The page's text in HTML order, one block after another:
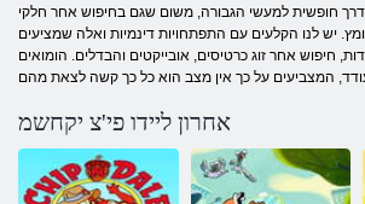
חופשית למעשי הגבורה, משום שגם בחיפוש אחר חלקי
יש לנו הקלעים עם התפתחויות דינמיות ואלה שמציעים
חיפוש אחר זוג כרטיסים, אובייקטים והבדלים. הומואים
אחרון ליידו פי'צ יקחשמ